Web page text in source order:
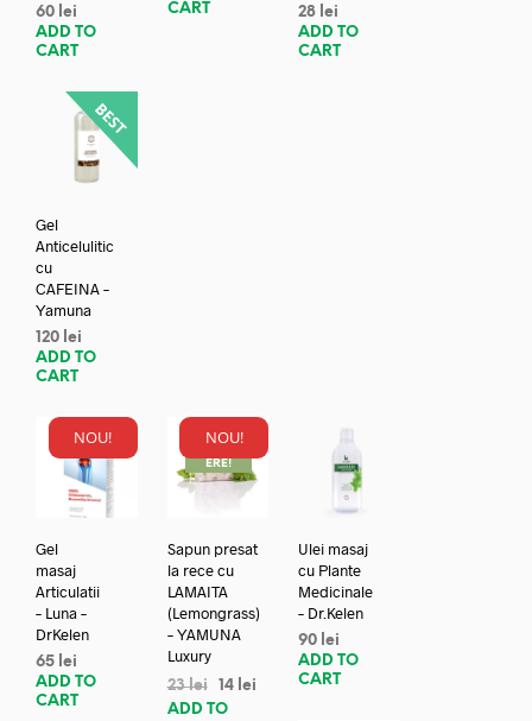
60 lei
ADD TO
CART
CART
28 lei
ADD TO
CART
Gel
Anticelulitic
cu
CAFEINA –
Yamuna
120 lei
ADD TO
CART
NOU!
Gel
masaj
Articulatii
– Luna –
DrKelen
65 lei
ADD TO
CART
NOU!
REDUC
ERE!
Sapun presat
la rece cu
LAMAITA
(Lemongrass)
– YAMUNA
Luxury
23lei 14 lei
ADD TO
Ulei masaj
cu Plante
Medicinale
– Dr.Kelen
90 lei
ADD TO
CART